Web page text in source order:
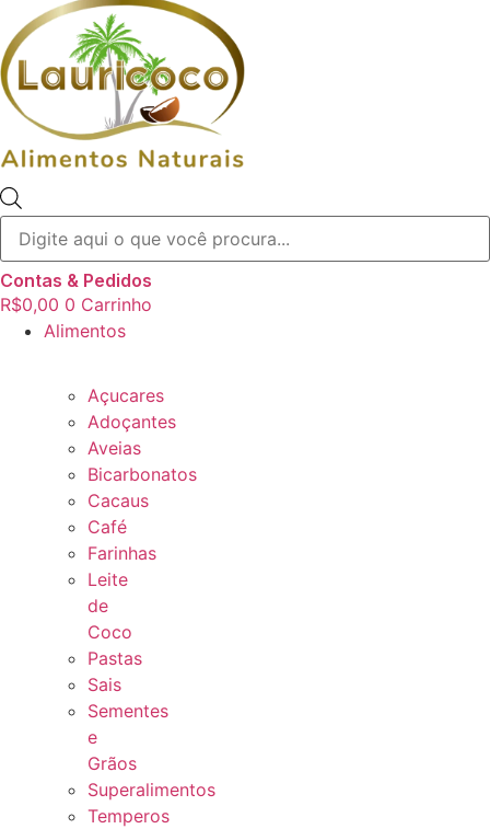
produtos
Contas & Pedidos
R$0,00 0 Carrinho
Alimentos
Açucares
Adoçantes
Aveias
Bicarbonatos
Cacaus
Café
Farinhas
Leite
de
Coco
Pastas
Sais
Sementes
e
Grãos
Superalimentos
Temperos